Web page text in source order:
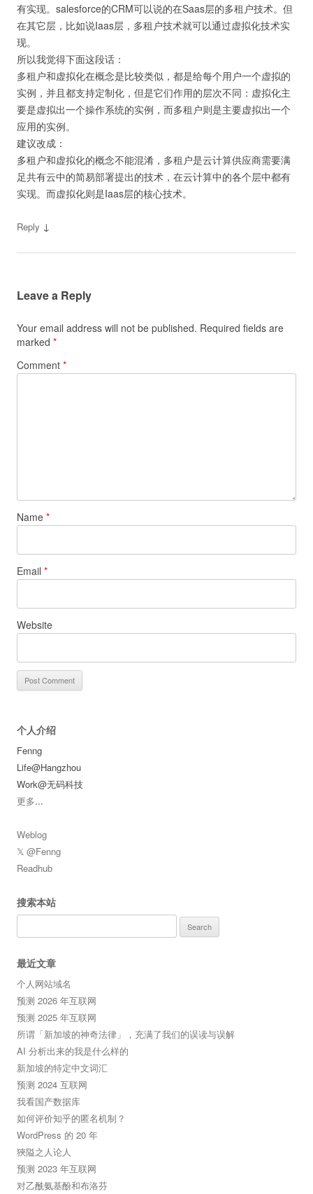
有实现。salesforce的CRM可以说的在Saas层的多租户技术。但
在其它层，比如说Iaas层，多租户技术就可以通过虚拟化技术实
现。
所以我觉得下面这段话：
多租户和虚拟化在概念是比较类似，都是给每个用户一个虚拟的
实例，并且都支持定制化，但是它们作用的层次不同：虚拟化主
要是虚拟出一个操作系统的实例，而多租户则是主要虚拟出一个
应用的实例。
建议改成：
多租户和虚拟化的概念不能混淆，多租户是云计算供应商需要满
足共有云中的简易部署提出的技术，在云计算中的各个层中都有
实现。而虚拟化则是Iaas层的核心技术。
Reply ↓
Leave a Reply
Your email address will not be published. Required fields are
marked *
Comment *
Name *
Email *
Website
个人介绍
Fenng
Life@Hangzhou
Work@无码科技
更多...
Weblog
𝕏 @Fenng
Readhub
搜索本站
for:
最近文章
个人网站域名
预测 2026 年互联网
预测 2025 年互联网
所谓「新加坡的神奇法律」，充满了我们的误读与误解
AI 分析出来的我是什么样的
新加坡的特定中文词汇
预测 2024 互联网
我看国产数据库
如何评价知乎的匿名机制？
WordPress 的 20 年
狹隘之人论人
预测 2023 年互联网
对乙酰氨基酚和布洛芬